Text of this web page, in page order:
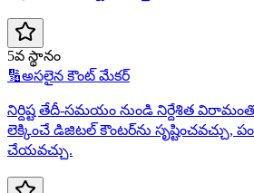
5వ స్థానం
🔢అసలైన కౌంట్ మేకర్
నిర్దిష్ట తేదీ-సమయం నుండి నిర్దేశిత
లెక్కించే డిజిటల్ కౌంటర్‌ను సృష్టించవచ్చు,
చేయవచ్చు.